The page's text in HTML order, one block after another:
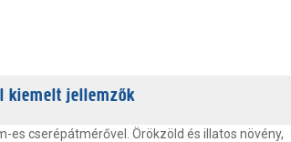
kiemelt jellemzők
es cserépátmérővel. Örökzöld és illatos növény,